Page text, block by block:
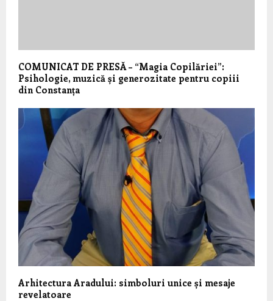
COMUNICAT DE PRESĂ – “Magia Copilăriei”:
Psihologie, muzică și generozitate pentru copiii
din Constanța
Arhitectura Aradului: simboluri unice și mesaje
revelatoare